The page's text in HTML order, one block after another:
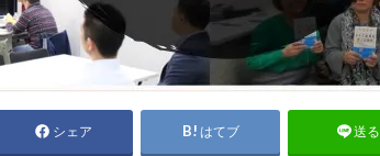
シェア はてブ 送る